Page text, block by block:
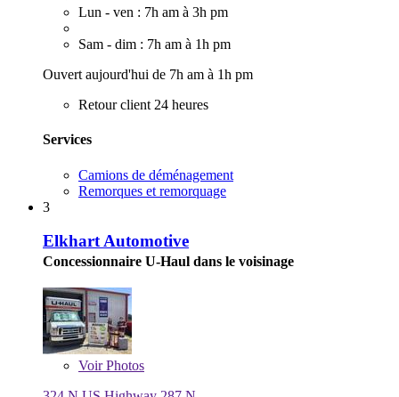
Lun - ven : 7h am à 3h pm
Sam - dim : 7h am à 1h pm
Ouvert aujourd'hui de 7h am à 1h pm
Retour client 24 heures
Services
Camions de déménagement
Remorques et remorquage
3
Elkhart Automotive
Concessionnaire U-Haul dans le voisinage
VoirPhotos